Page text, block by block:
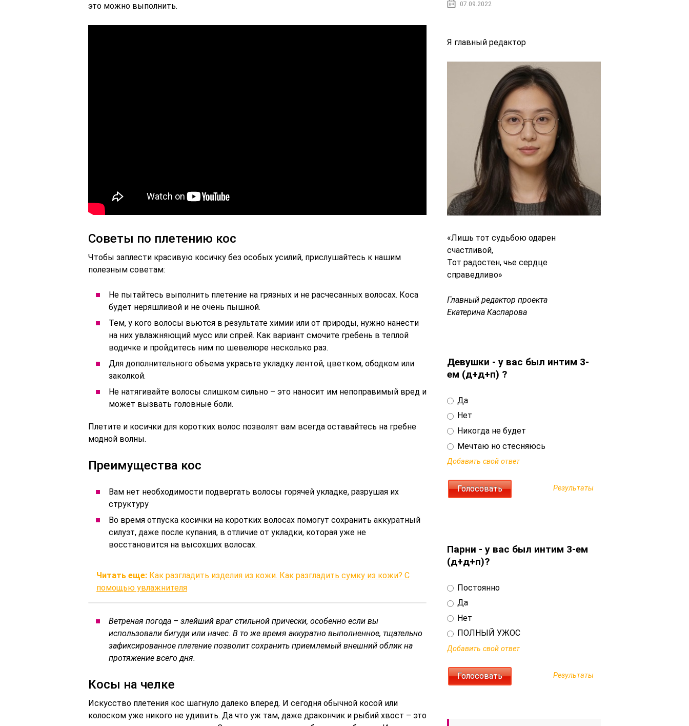
это можно выполнить.
Советы по плетению кос
Чтобы заплести красивую косичку без особых усилий, прислушайтесь к нашим
полезным советам:
Не пытайтесь выполнить плетение на грязных и не расчесанных волосах. Коса
будет неряшливой и не очень пышной.
Тем, у кого волосы вьются в результате химии или от природы, нужно нанести
на них увлажняющий мусс или спрей. Как вариант смочите гребень в теплой
водичке и пройдитесь ним по шевелюре несколько раз.
Для дополнительного объема украсьте укладку лентой, цветком, ободком или
заколкой.
Не натягивайте волосы слишком сильно – это наносит им непоправимый вред и
может вызвать головные боли.
Плетите и косички для коротких волос позволят вам всегда оставайтесь на гребне
модной волны.
Преимущества кос
Вам нет необходимости подвергать волосы горячей укладке, разрушая их
структуру
Во время отпуска косички на коротких волосах помогут сохранить аккуратный
силуэт, даже после купания, в отличие от укладки, которая уже не
восстановится на высохших волосах.
Читать еще: Как разгладить изделия из кожи. Как разгладить сумку из кожи? С
помощью увлажнителя
Ветреная погода – злейший враг стильной прически, особенно если вы
использовали бигуди или начес. В то же время аккуратно выполненное, тщательно
зафиксированное плетение позволит сохранить приемлемый внешний облик на
протяжение всего дня.
Косы на челке
Искусство плетения кос шагнуло далеко вперед. И сегодня обычной косой или
колоском уже никого не удивить. Да что уж там, даже дракончик и рыбий хвост – это
07.09.2022
Я главный редактор
«Лишь тот судьбою одарен
счастливой,
Тот радостен, чье сердце
справедливо»
Главный редактор проекта
Екатерина Каспарова
Девушки - у вас был интим 3-
ем (д+д+п) ?
Да
Нет
Никогда не будет
Мечтаю но стесняюсь
Добавить свой ответ
Результаты
Парни - у вас был интим 3-ем
(д+д+п)?
Постоянно
Да
Нет
ПОЛНЫЙ УЖОС
Добавить свой ответ
Результаты